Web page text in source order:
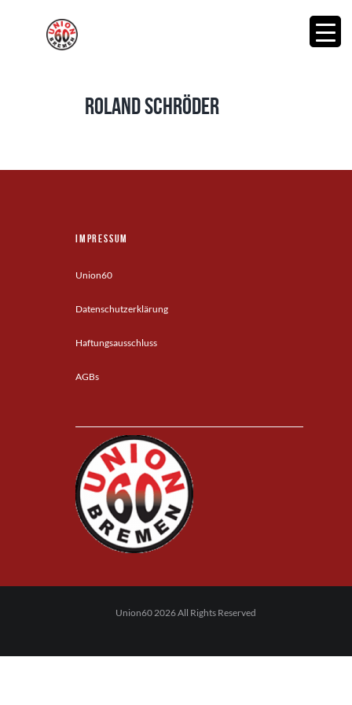
Roland Schröder
Impressum
Union60
Datenschutzerklärung
Haftungsausschluss
AGBs
Union60 2026 All Rights Reserved